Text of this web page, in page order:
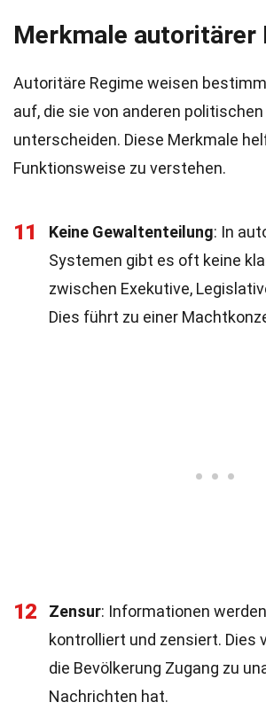
Merkmale autoritärer
Autoritäre Regime weisen
auf, die sie von anderen
unterscheiden. Diese Merkmale
Funktionsweise zu verstehen.
11 Keine Gewaltenteilung: In
Systemen gibt es oft keine
zwischen Exekutive,
Dies führt zu einer
12 Zensur: Informationen
kontrolliert und zensiert. Dies
die Bevölkerung Zugang zu
Nachrichten hat.